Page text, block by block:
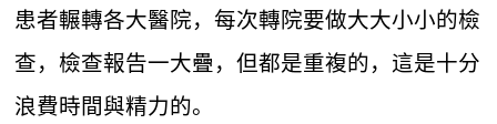
患者輾轉各大醫院，每次轉院要做大大小小的檢
查，檢查報告一大疊，但都是重複的，這是十分
浪費時間與精力的。